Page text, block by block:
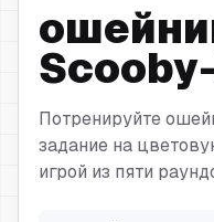
Потренируйте
задание на
игрой из пяти